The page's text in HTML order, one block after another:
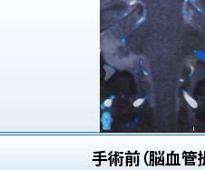
手術前（脳血管